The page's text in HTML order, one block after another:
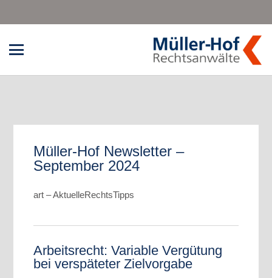
Müller-Hof Newsletter –
September 2024
art – AktuelleRechtsTipps
Arbeitsrecht: Variable Vergütung
bei verspäteter Zielvorgabe